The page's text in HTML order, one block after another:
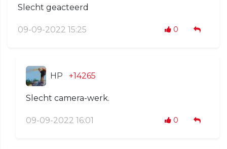
Slecht geacteerd
09-09-2022 15:25 0
HP +14265
Slecht camera-werk.
09-09-2022 16:01 0